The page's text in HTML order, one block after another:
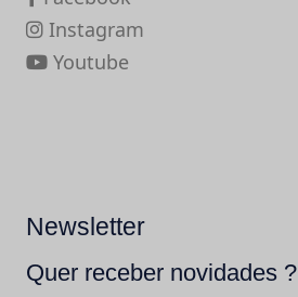
Instagram
Youtube
Newsletter
Quer receber novidades ?